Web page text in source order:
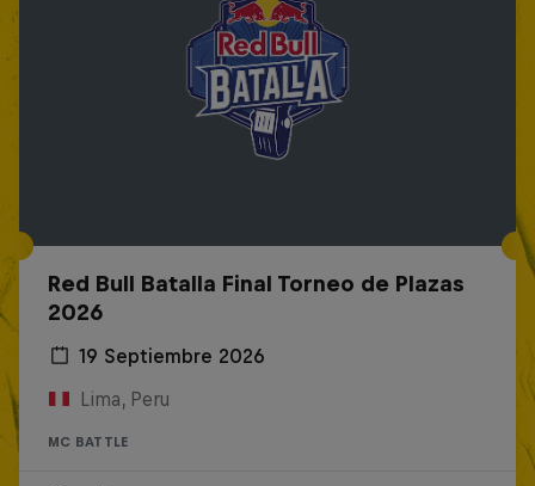
Red Bull Batalla Final Torneo de Plazas
2026
19 Septiembre 2026
Lima, Peru
MC BATTLE